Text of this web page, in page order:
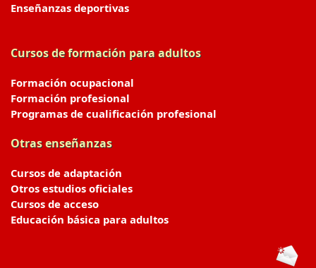
Enseñanzas deportivas
Cursos de formación para adultos
Formación ocupacional
Formación profesional
Programas de cualificación profesional
Otras enseñanzas
Cursos de adaptación
Otros estudios oficiales
Cursos de acceso
Educación básica para adultos